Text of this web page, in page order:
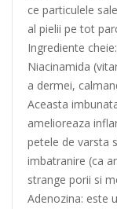
ce particulele
al pielii pe tot
Ingrediente cheie:
Niacinamida
a dermei,
Aceasta
amelioreaza
petele de varsta
imbatranire (ca
strange porii si
Adenozina: este